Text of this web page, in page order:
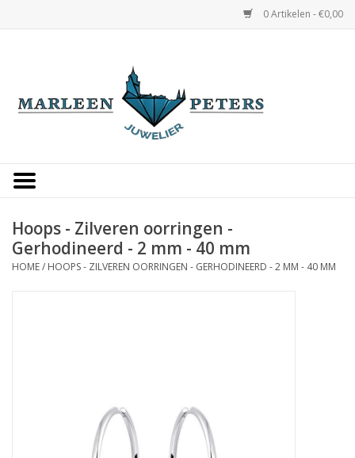
0 Artikelen - €0,00
Occasions
Cadeaukaarten
Hoops - Zilveren oorringen -
Gerhodineerd - 2 mm - 40 mm
HOME/ HOOPS - ZILVEREN OORRINGEN - GERHODINEERD - 2 MM - 40 MM